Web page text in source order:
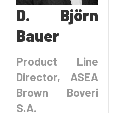
D. Björn
Bauer
Product Line
Director, ASEA
Brown Boveri
S.A.